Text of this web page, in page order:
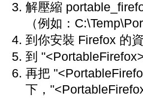
解壓縮
（例如：
到你安裝 Firefox 的
到
再把
下，